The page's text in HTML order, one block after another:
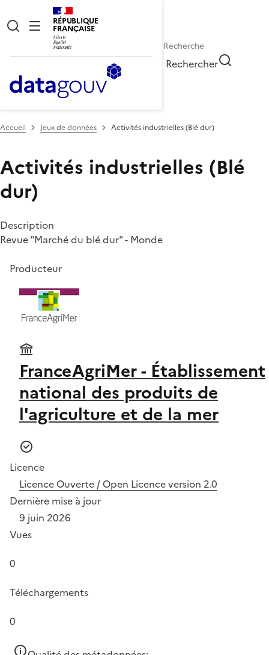
RÉPUBLIQUE
FRANÇAISE
Rechercher
Accueil Jeux de données Activités industrielles (Blé dur)
Activités industrielles (Blé
dur)
Description
Revue "Marché du blé dur" - Monde
Producteur
FranceAgriMer - Établissement
national des produits de
l'agriculture et de la mer
Licence
Licence Ouverte / Open Licence version 2.0
Dernière mise à jour
9 juin 2026
Vues
0
Téléchargements
0